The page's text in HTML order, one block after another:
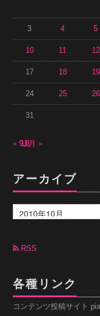
3 4 5
10 11 12
17 18 19
24 25 26
31
« 9月
11月 »
アーカイブ
ー
カ
ブ RSS
各種リンク
コンテンツ投稿サイト